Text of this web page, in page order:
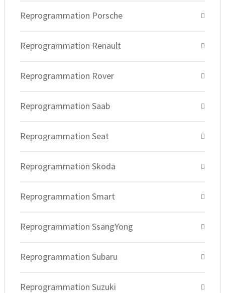
Reprogrammation Porsche
Reprogrammation Renault
Reprogrammation Rover
Reprogrammation Saab
Reprogrammation Seat
Reprogrammation Skoda
Reprogrammation Smart
Reprogrammation SsangYong
Reprogrammation Subaru
Reprogrammation Suzuki